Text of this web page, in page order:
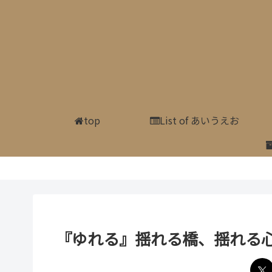
top List of あいうえお
『ゆれる』揺れる橋、揺れる